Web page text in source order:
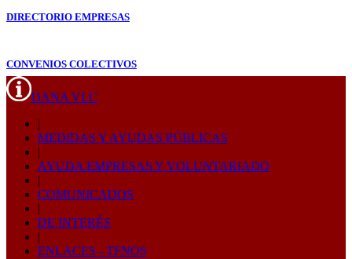
DIRECTORIO EMPRESAS
CONVENIOS COLECTIVOS
DANA VLC
|
MEDIDAS Y AYUDAS PÚBLICAS
|
AYUDA EMPRESAS Y VOLUNTARIADO
|
COMUNICADOS
|
DE INTERÉS
|
ENLACES - TFNOS